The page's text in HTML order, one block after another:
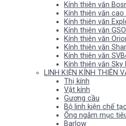
Kính thiên văn
Kính thiên văn
Kính thiên văn
Kính thiên văn GSO
Kính thiên văn
Kính thiên văn
Kính thiên văn
Kính thiên văn Sky
LINH KIỆN KÍNH THIÊN
Thị kính
Vật kính
Gương cầu
Bộ linh kiện chế
Ống ngắm mục
Barlow